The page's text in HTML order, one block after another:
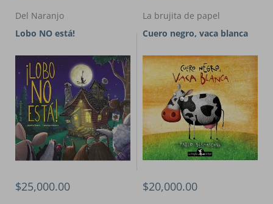
Del Naranjo
Lobo NO está!
$25,000.00
La brujita de papel
Cuero negro, vaca blanca
$20,000.00